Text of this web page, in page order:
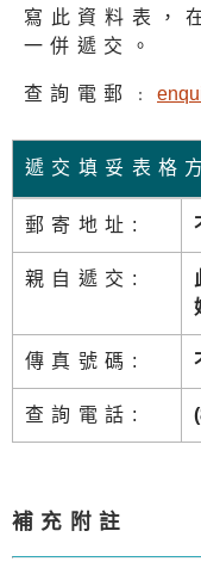
寫此資料表，
一併遞交。
查詢電郵﹕
遞交填妥表格
郵寄地址:
親自遞交:
傳真號碼:
查詢電話:
補充附註